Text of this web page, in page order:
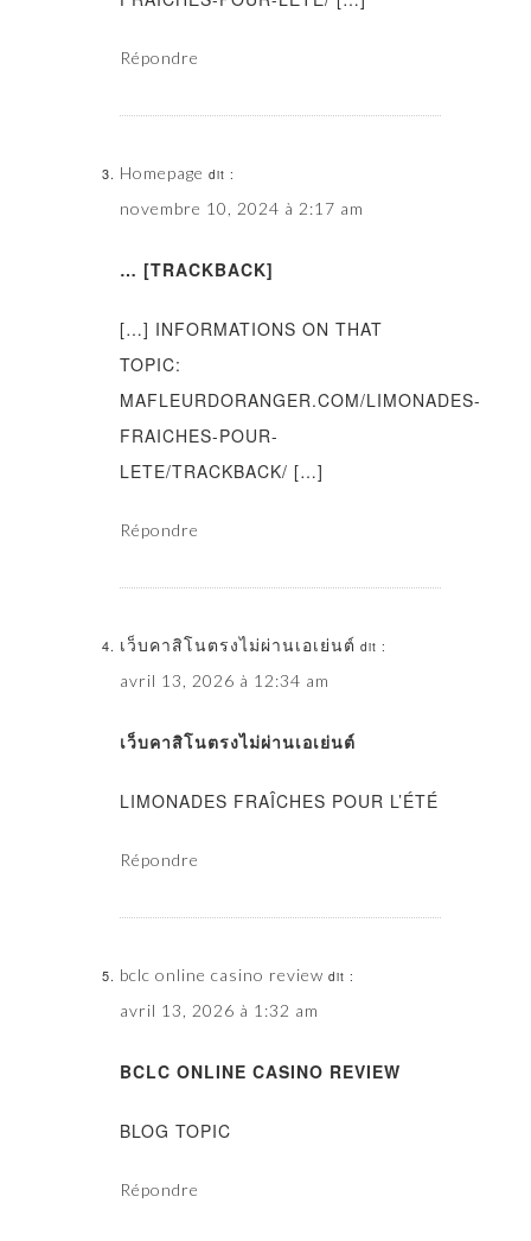
Répondre
Homepage dit :
novembre 10, 2024 à 2:17 am
… [TRACKBACK]
[…] INFORMATIONS ON THAT
TOPIC:
MAFLEURDORANGER.COM/LIMONADES-
FRAICHES-POUR-
LETE/TRACKBACK/ […]
Répondre
เว็บคาสิโนตรงไม่ผ่านเอเย่นต์ dit :
avril 13, 2026 à 12:34 am
เว็บคาสิโนตรงไม่ผ่านเอเย่นต์
LIMONADES FRAÎCHES POUR L’ÉTÉ
Répondre
bclc online casino review dit :
avril 13, 2026 à 1:32 am
BCLC ONLINE CASINO REVIEW
BLOG TOPIC
Répondre